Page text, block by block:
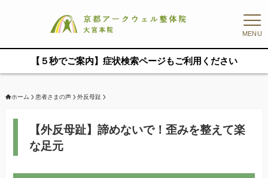
MENU
【５秒でご案内】症状検索ページもご利用ください
ホーム 患者さまの声 外反母趾
【外反母趾】諦めないで！歪みを整えて楽
な足元